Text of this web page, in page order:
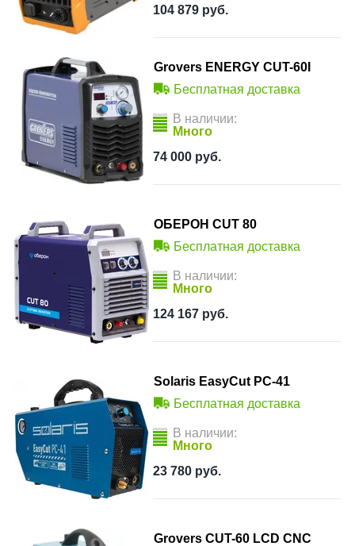
104 879 руб.
Grovers ENERGY CUT-60I
Бесплатная доставка
В наличии:
Много
74 000 руб.
ОБЕРОН CUT 80
Бесплатная доставка
В наличии:
Много
124 167 руб.
Solaris EasyCut PC-41
Бесплатная доставка
В наличии:
Много
23 780 руб.
Grovers CUT-60 LCD CNC